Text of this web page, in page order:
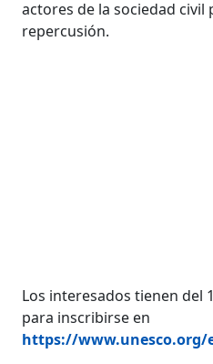
actores de la sociedad civil
repercusión.
Los interesados tienen del
para inscribirse en
https://